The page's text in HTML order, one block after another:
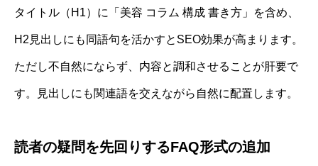
タイトル（H1）に「美容 コラム 構成 書き方」を含め、
H2見出しにも同語句を活かすとSEO効果が高まります。
ただし不自然にならず、内容と調和させることが肝要で
す。見出しにも関連語を交えながら自然に配置します。
読者の疑問を先回りするFAQ形式の追加